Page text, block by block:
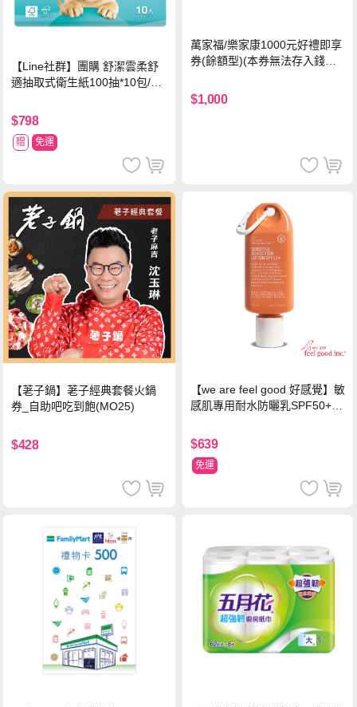
【Line社群】團購 舒潔雲柔舒
適抽取式衛生紙100抽*10包/6
$798
贈 免運
萬家福/樂家康1000元好禮即享
券(餘額型)(本券無法存入錢包
$1,000
【荖子鍋】荖子經典套餐火鍋
券_自助吧吃到飽(MO25)
$428
【we are feel good 好感覺】敏
感肌專用耐水防曬乳SPF50+ 7
$639
免運